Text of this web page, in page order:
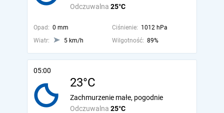
Odczuwalna 25°C
Opad: 0 mm Ciśnienie: 1012 hPa
Wiatr:
5 km/h Wilgotność: 89%
05:00
23°C
Odczuwalna 25°C
Zachmurzenie małe, pogodnie